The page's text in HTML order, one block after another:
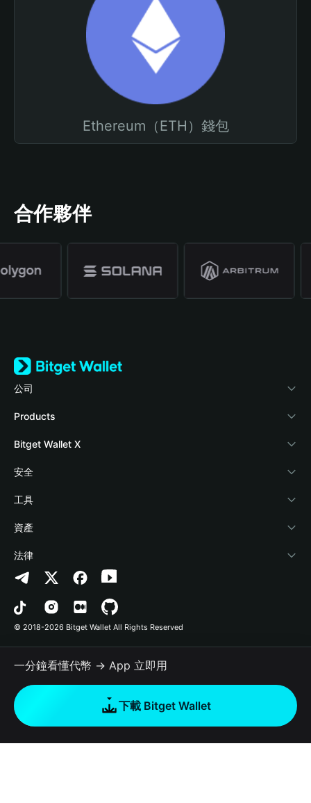
Ethereum（ETH）錢包
合作夥伴
公司
關於 Bitget Wallet
部落格
學院
加密資訊
幫助中心
‌聯繫我們
品牌資源
工作機會
Products
Crypto Card
Stablecoin Earn
Payfi Crypto
Crypto Swap API
Altcoin Season Index
Prediction Markets
DApp
RWA
如何購買加密貨幣
Bitget Wallet X
開發者文件
連接錢包
Bitget Wallet Pay
合作上架
安全
風險保障基金
安全防護技術
工具
快捷買幣
授權檢測
合約檢測
批次轉帳
資產
Arbitrum
Avalanche
Bitcoin
Polygon
法律
隱私協議
用戶使用協議
© 2018-2026 Bitget Wallet All Rights Reserved
一分鐘看懂代幣 → App 立即用
下載 Bitget Wallet